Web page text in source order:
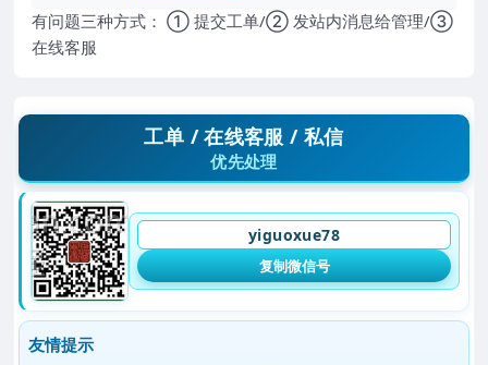
有问题三种方式： ① 提交工单/② 发站内消息给管理/③
在线客服
工单 / 在线客服 / 私信
优先处理
yiguoxue78
复制微信号
友情提示